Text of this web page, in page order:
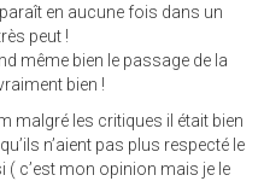
en aucune fois dans un
peut !
même bien le passage de la
bien !
malgré les critiques il était bien
n’aient pas plus respecté le
( c’est mon opinion mais je le